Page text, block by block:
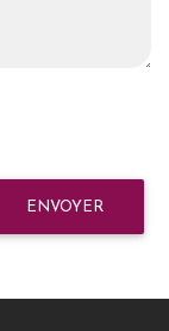
ENVOYER